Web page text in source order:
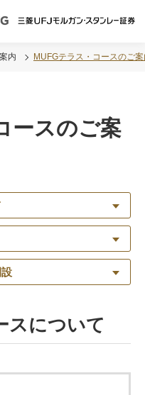
ラになる。 三菱ＵＦＪモル
内 MUFGテラス・コースのご
ースのご案
スについて